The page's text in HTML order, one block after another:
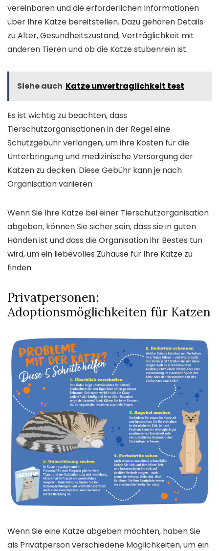
vereinbaren und die erforderlichen Informationen
über Ihre Katze bereitstellen. Dazu gehören Details
zu Alter, Gesundheitszustand, Verträglichkeit mit
anderen Tieren und ob die Katze stubenrein ist.
Siehe auch Katze unvertraglichkeit test
Es ist wichtig zu beachten, dass
Tierschutzorganisationen in der Regel eine
Schutzgebühr verlangen, um ihre Kosten für die
Unterbringung und medizinische Versorgung der
Katzen zu decken. Diese Gebühr kann je nach
Organisation variieren.
Wenn Sie Ihre Katze bei einer Tierschutzorganisation
abgeben, können Sie sicher sein, dass sie in guten
Händen ist und dass die Organisation ihr Bestes tun
wird, um ein liebevolles Zuhause für Ihre Katze zu
finden.
Privatpersonen:
Adoptionsmöglichkeiten für Katzen
Wenn Sie eine Katze abgeben möchten, haben Sie
als Privatperson verschiedene Möglichkeiten, um ein